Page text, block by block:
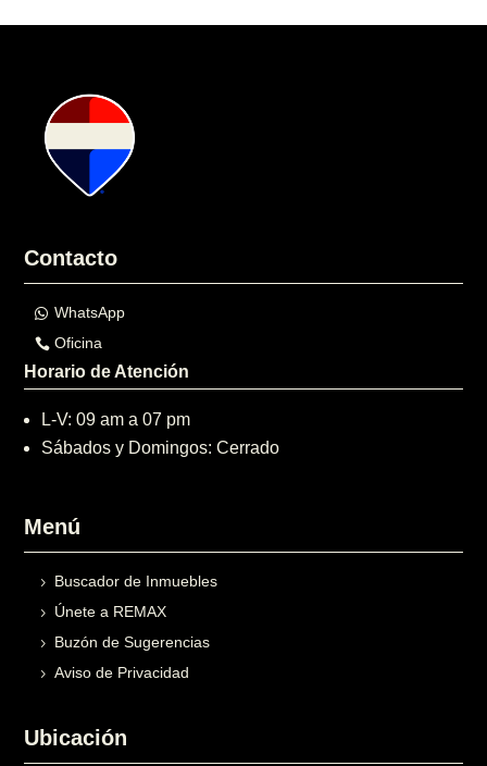
Contacto
WhatsApp
Oficina
Horario de Atención
L-V: 09 am a 07 pm
Sábados y Domingos: Cerrado
Menú
Buscador de Inmuebles
Únete a REMAX
Buzón de Sugerencias
Aviso de Privacidad
Ubicación